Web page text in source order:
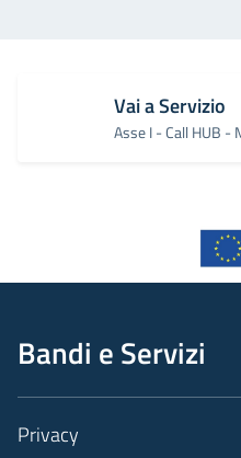
Vai a Servizio
Asse I - Call HUB -
Bandi e Servizi
Privacy